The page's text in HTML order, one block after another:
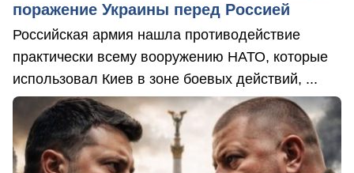
поражение Украины перед Россией
Российская армия нашла противодействие
практически всему вооружению НАТО, которые
использовал Киев в зоне боевых действий, ...